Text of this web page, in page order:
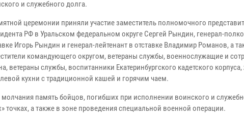
и служебного долга.
церемонии приняли участие заместитель полномочного
РФ в Уральском федеральном округе Сергей Рындин, генерал-
Игорь Рындин и генерал-лейтенант в отставке Владимир Романов, а
командующего округом, ветераны службы, военнослужащие и
службы, воспитанники Екатеринбургского кадетского
кухни с традиционной кашей и горячим чаем.
память бойцов, погибших при исполнении воинского и
точках, а также в зоне проведения специальной военной операции.